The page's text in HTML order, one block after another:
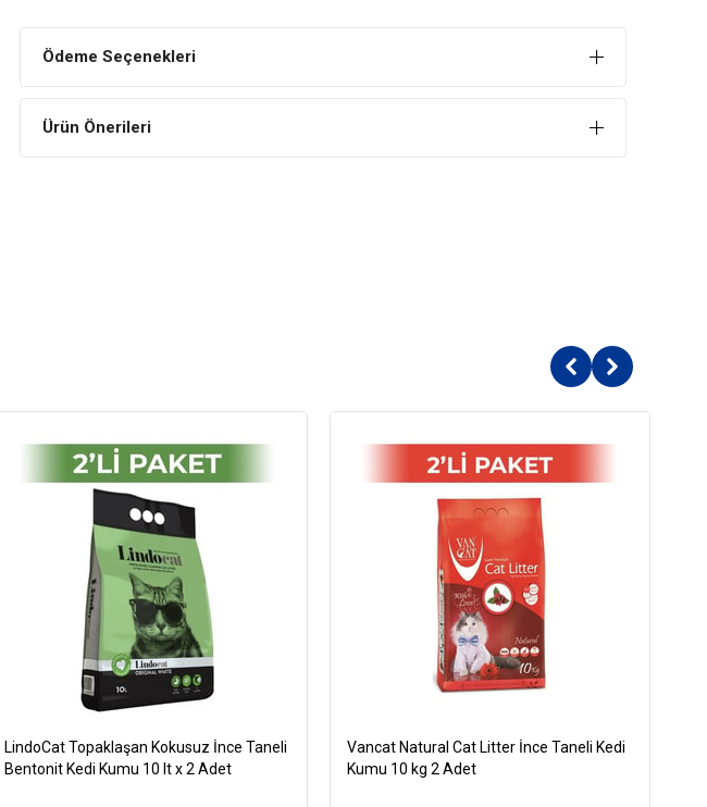
Ödeme Seçenekleri
Ürün Önerileri
LindoCat Topaklaşan Kokusuz İnce Taneli
Bentonit Kedi Kumu 10 lt x 2 Adet
Vancat Natural Cat Litter İnce Taneli Kedi
Kumu 10 kg 2 Adet